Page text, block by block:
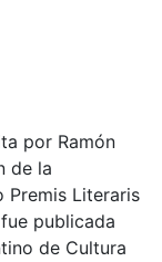
por Ramón
de la
Premis Literaris
publicada
de Cultura